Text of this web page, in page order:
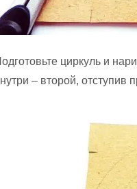
циркуль и
– второй, отступив